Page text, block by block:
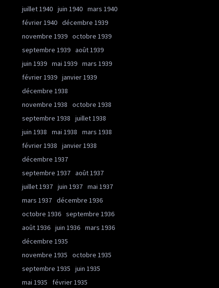
juillet 1940 juin 1940 mars 1940
février 1940 décembre 1939
novembre 1939 octobre 1939
septembre 1939 août 1939
juin 1939 mai 1939 mars 1939
février 1939 janvier 1939
décembre 1938
novembre 1938
octobre 1938
septembre 1938
juillet 1938
juin 1938
mai 1938
mars 1938
février 1938
janvier 1938
décembre 1937
septembre 1937 août 1937
juillet 1937 juin 1937 mai 1937
mars 1937 décembre 1936
octobre 1936 septembre 1936
août 1936 juin 1936 mars 1936
décembre 1935
novembre 1935
octobre 1935
septembre 1935
juin 1935
mai 1935
février 1935